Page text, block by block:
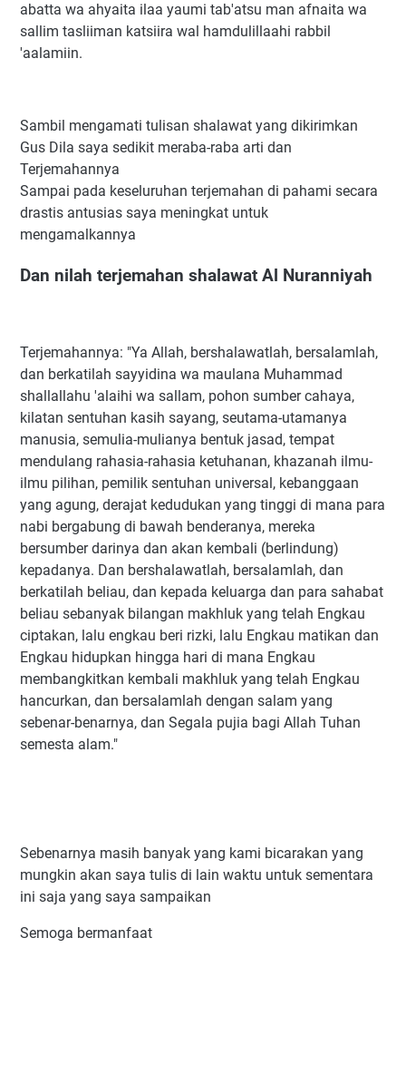
abatta wa ahyaita ilaa yaumi tab'atsu man afnaita wa
sallim tasliiman katsiira wal hamdulillaahi rabbil
'aalamiin.
Sambil mengamati tulisan shalawat yang dikirimkan
Gus Dila saya sedikit meraba-raba arti dan
Terjemahannya
Sampai pada keseluruhan terjemahan di pahami secara
drastis antusias saya meningkat untuk
mengamalkannya
Dan nilah terjemahan shalawat Al Nuranniyah
Terjemahannya: "Ya Allah, bershalawatlah, bersalamlah,
dan berkatilah sayyidina wa maulana Muhammad
shallallahu 'alaihi wa sallam, pohon sumber cahaya,
kilatan sentuhan kasih sayang, seutama-utamanya
manusia, semulia-mulianya bentuk jasad, tempat
mendulang rahasia-rahasia ketuhanan, khazanah ilmu-
ilmu pilihan, pemilik sentuhan universal, kebanggaan
yang agung, derajat kedudukan yang tinggi di mana para
nabi bergabung di bawah benderanya, mereka
bersumber darinya dan akan kembali (berlindung)
kepadanya. Dan bershalawatlah, bersalamlah, dan
berkatilah beliau, dan kepada keluarga dan para sahabat
beliau sebanyak bilangan makhluk yang telah Engkau
ciptakan, lalu engkau beri rizki, lalu Engkau matikan dan
Engkau hidupkan hingga hari di mana Engkau
membangkitkan kembali makhluk yang telah Engkau
hancurkan, dan bersalamlah dengan salam yang
sebenar-benarnya, dan Segala pujia bagi Allah Tuhan
semesta alam."
Sebenarnya masih banyak yang kami bicarakan yang
mungkin akan saya tulis di lain waktu untuk sementara
ini saja yang saya sampaikan
Semoga bermanfaat